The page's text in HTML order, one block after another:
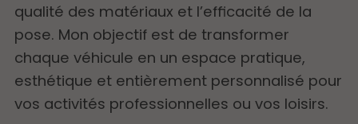
qualité des matériaux et l’efficacité de la
pose. Mon objectif est de transformer
chaque véhicule en un espace pratique,
esthétique et entièrement personnalisé pour
vos activités professionnelles ou vos loisirs.